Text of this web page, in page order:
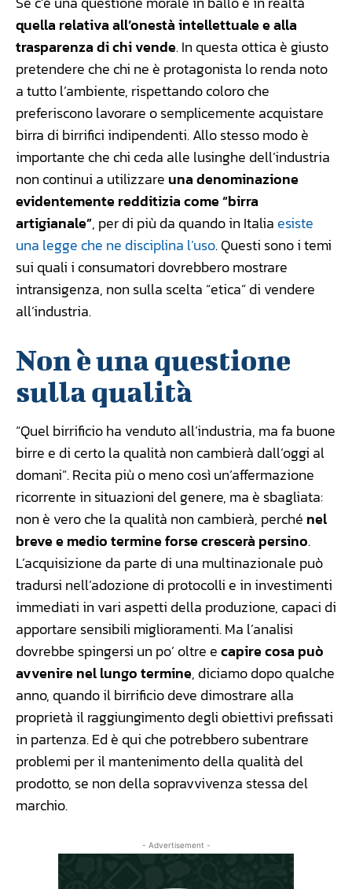
quella relativa all’onestà intellettuale e alla
trasparenza di chi vende. In questa ottica è giusto
pretendere che chi ne è protagonista lo renda noto
a tutto l’ambiente, rispettando coloro che
preferiscono lavorare o semplicemente acquistare
birra di birrifici indipendenti. Allo stesso modo è
importante che chi ceda alle lusinghe dell’industria
non continui a utilizzare una denominazione
evidentemente redditizia come “birra
artigianale”, per di più da quando in Italia esiste
una legge che ne disciplina l’uso. Questi sono i temi
sui quali i consumatori dovrebbero mostrare
intransigenza, non sulla scelta “etica” di vendere
all’industria.
Non è una questione
sulla qualità
“Quel birrificio ha venduto all’industria, ma fa buone
birre e di certo la qualità non cambierà dall’oggi al
domani”. Recita più o meno così un’affermazione
ricorrente in situazioni del genere, ma è sbagliata:
non è vero che la qualità non cambierà, perché nel
breve e medio termine forse crescerà persino.
L’acquisizione da parte di una multinazionale può
tradursi nell’adozione di protocolli e in investimenti
immediati in vari aspetti della produzione, capaci di
apportare sensibili miglioramenti. Ma l’analisi
dovrebbe spingersi un po’ oltre ecapire cosa può
avvenire nel lungo termine, diciamo dopo qualche
anno, quando il birrificio deve dimostrare alla
proprietà il raggiungimento degli obiettivi prefissati
in partenza. Ed è qui che potrebbero subentrare
problemi per il mantenimento della qualità del
prodotto, se non della sopravvivenza stessa del
marchio.
- Advertisement -